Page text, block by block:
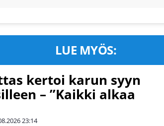
LUE MYÖS:
kertoi karun syyn
– ”Kaikki alkaa
23:14